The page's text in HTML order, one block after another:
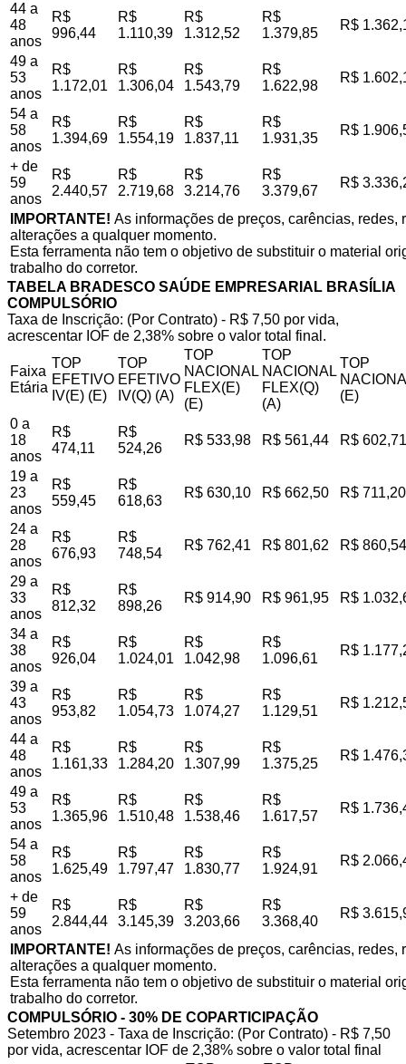
44 a
48
anos
R$
996,44
R$
1.110,39
R$
1.312,52
R$
1.379,85
R$
49 a
53
anos
R$
1.172,01
R$
1.306,04
R$
1.543,79
R$
1.622,98
R$
54 a
58
anos
R$
1.394,69
R$
1.554,19
R$
1.837,11
R$
1.931,35
R$
+ de
59
anos
R$
2.440,57
R$
2.719,68
R$
3.214,76
R$
3.379,67
R$
IMPORTANTE! As informações de preços, carências,
alterações a qualquer momento.
Esta ferramenta não tem o objetivo de substituir o material
trabalho do corretor.
TABELA BRADESCO SAÚDE EMPRESARIAL BRASÍLIA
COMPULSÓRIO
Taxa de Inscrição: (Por Contrato) - R$ 7,50 por vida,
acrescentar IOF de 2,38% sobre o valor total final.
Faixa
Etária
TOP
EFETIVO
IV(E) (E)
TOP
EFETIVO
IV(Q) (A)
TOP
NACIONAL
FLEX(E)
(E)
TOP
NACIONAL
FLEX(Q)
(A)
TOP
(E)
0 a
18
anos
R$
474,11
R$
524,26
R$ 533,98 R$ 561,44 R$ 602,71
19 a
23
anos
R$
559,45
R$
618,63
R$ 630,10 R$ 662,50 R$ 711,20
24 a
28
anos
R$
676,93
R$
748,54
R$ 762,41 R$ 801,62 R$ 860,54
29 a
33
anos
R$
812,32
R$
898,26
R$ 914,90 R$ 961,95 R$
34 a
38
anos
R$
926,04
R$
1.024,01
R$
1.042,98
R$
1.096,61
R$
39 a
43
anos
R$
953,82
R$
1.054,73
R$
1.074,27
R$
1.129,51
R$
44 a
48
anos
R$
1.161,33
R$
1.284,20
R$
1.307,99
R$
1.375,25
R$
49 a
53
anos
R$
1.365,96
R$
1.510,48
R$
1.538,46
R$
1.617,57
R$
54 a
58
anos
R$
1.625,49
R$
1.797,47
R$
1.830,77
R$
1.924,91
R$
+ de
59
anos
R$
2.844,44
R$
3.145,39
R$
3.203,66
R$
3.368,40
R$
IMPORTANTE! As informações de preços, carências,
alterações a qualquer momento.
Esta ferramenta não tem o objetivo de substituir o material
trabalho do corretor.
COMPULSÓRIO - 30% DE COPARTICIPAÇÃO
Setembro 2023 - Taxa de Inscrição: (Por Contrato) - R$ 7,50
por vida, acrescentar IOF de 2,38% sobre o valor total final